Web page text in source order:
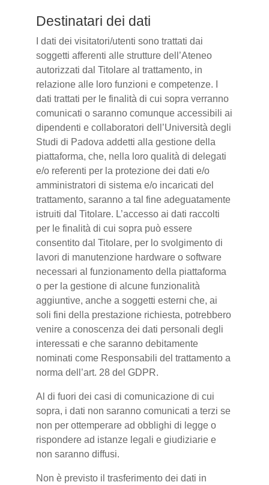
Destinatari dei dati
I dati dei visitatori/utenti sono trattati dai
soggetti afferenti alle strutture dell’Ateneo
autorizzati dal Titolare al trattamento, in
relazione alle loro funzioni e competenze. I
dati trattati per le finalità di cui sopra verranno
comunicati o saranno comunque accessibili ai
dipendenti e collaboratori dell’Università degli
Studi di Padova addetti alla gestione della
piattaforma, che, nella loro qualità di delegati
e/o referenti per la protezione dei dati e/o
amministratori di sistema e/o incaricati del
trattamento, saranno a tal fine adeguatamente
istruiti dal Titolare. L’accesso ai dati raccolti
per le finalità di cui sopra può essere
consentito dal Titolare, per lo svolgimento di
lavori di manutenzione hardware o software
necessari al funzionamento della piattaforma
o per la gestione di alcune funzionalità
aggiuntive, anche a soggetti esterni che, ai
soli fini della prestazione richiesta, potrebbero
venire a conoscenza dei dati personali degli
interessati e che saranno debitamente
nominati come Responsabili del trattamento a
norma dell’art. 28 del GDPR.
Al di fuori dei casi di comunicazione di cui
sopra, i dati non saranno comunicati a terzi se
non per ottemperare ad obblighi di legge o
rispondere ad istanze legali e giudiziarie e
non saranno diffusi.
Non è previsto il trasferimento dei dati in